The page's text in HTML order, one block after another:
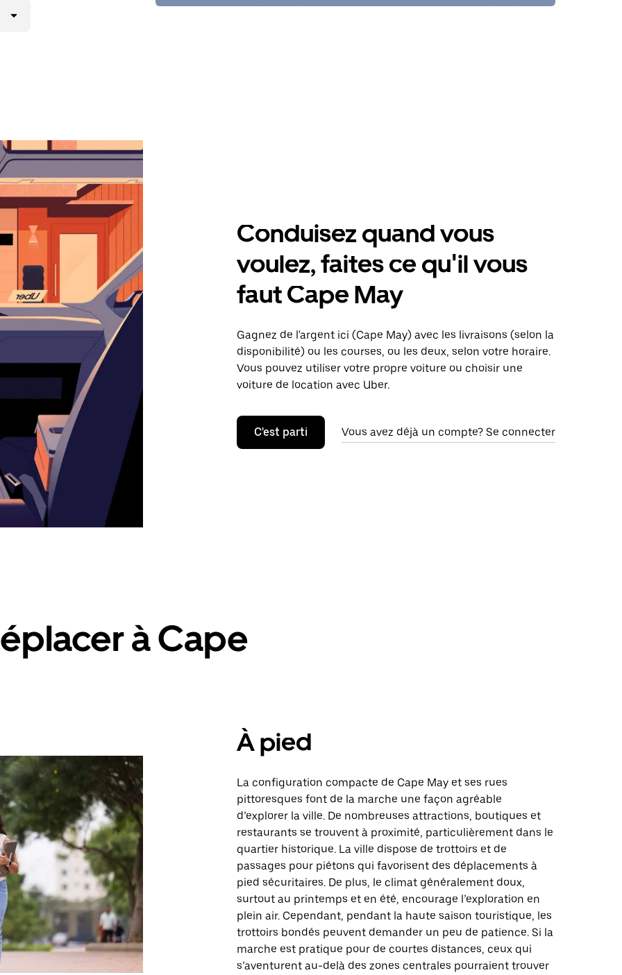
Conduisez quand vous
voulez, faites ce qu'il vous
faut Cape May
Gagnez de l'argent ici (Cape May) avec les livraisons (selon la
disponibilité) ou les courses, ou les deux, selon votre horaire.
Vous pouvez utiliser votre propre voiture ou choisir une
voiture de location avec Uber.
C'est parti Vous avez déjà un compte? Se connecter
à Cape
À pied
La configuration compacte de Cape May et ses rues
pittoresques font de la marche une façon agréable
d’explorer la ville. De nombreuses attractions, boutiques et
restaurants se trouvent à proximité, particulièrement dans le
quartier historique. La ville dispose de trottoirs et de
passages pour piétons qui favorisent des déplacements à
pied sécuritaires. De plus, le climat généralement doux,
surtout au printemps et en été, encourage l’exploration en
plein air. Cependant, pendant la haute saison touristique, les
trottoirs bondés peuvent demander un peu de patience. Si la
marche est pratique pour de courtes distances, ceux qui
s’aventurent au-delà des zones centrales pourraient trouver